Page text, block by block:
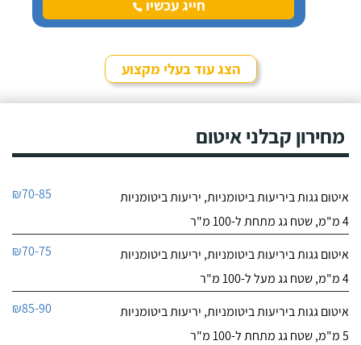
חייג עכשיו
לפרטי העסק
9.7
נהניתי להשתמש בשירותיו
שנים כי כל הזמן היה שם
חלבי ימאן לאיטום
לפרטי העסק
9.7 חוות דעת
מאוד מקצועי! הגעתי אליו
חייג עכשיו
הצג עוד בעלי מקצוע
מחירון קבלני איטום
איטום גגות ביריעות ביטומניות, יריעות ביטומניות
4 מ"מ, שטח גג מתחת ל-100 מ"ר
₪70-85
איטום גגות ביריעות ביטומניות, יריעות ביטומניות
4 מ"מ, שטח גג מעל ל-100 מ"ר
₪70-75
איטום גגות ביריעות ביטומניות, יריעות ביטומניות
5 מ"מ, שטח גג מתחת ל-100 מ"ר
₪85-90